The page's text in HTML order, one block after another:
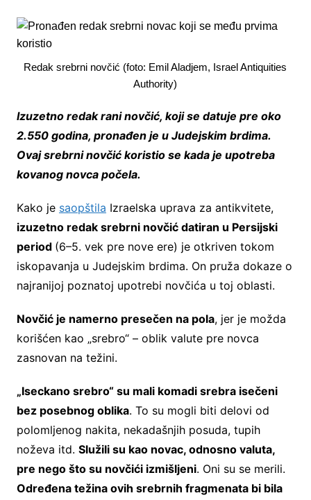
Redak srebrni novčić (foto: Emil Aladjem, Israel Antiquities
Authority)
Izuzetno redak rani novčić, koji se datuje pre oko
2.550 godina, pronađen je u Judejskim brdima.
Ovaj srebrni novčić koristio se kada je upotreba
kovanog novca počela.
Kako je saopštila Izraelska uprava za antikvitete,
izuzetno redak srebrni novčić datiran u Persijski
period (6–5. vek pre nove ere) je otkriven tokom
iskopavanja u Judejskim brdima. On pruža dokaze o
najranijoj poznatoj upotrebi novčića u toj oblasti.
Novčić je namerno presečen na pola, jer je možda
korišćen kao „srebro“ – oblik valute pre novca
zasnovan na težini.
„Iseckano srebro“ su mali komadi srebra isečeni
bez posebnog oblika. To su mogli biti delovi od
polomljenog nakita, nekadašnjih posuda, tupih
noževa itd. Služili su kao novac, odnosno valuta,
pre nego što su novčići izmišljeni. Oni su se merili.
Određena težina ovih srebrnih fragmenata bi bila